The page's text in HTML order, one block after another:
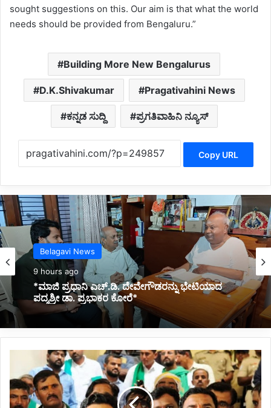
sought suggestions on this. Our aim is that what the world
needs should be provided from Bengaluru.”
Building More New Bengalurus
D.K.Shivakumar Pragativahini News
ಕನ್ನಡ ಸುದ್ದಿ ಪ್ರಗತಿವಾಹಿನಿ ನ್ಯೂಸ್
Copy URL
Kannada News
9 hours ago
*2025 ರಲ್ಲಿ ಪ್ರಧಾನಮಂತ್ರಿ ಅವರ ವಿದೇಶಕ್ಕೆ ತಗುಲಿದ
ಒಟ್ಟು ವೆಚ್ಚ ಎಷ್ಟು ಗೋತ್ತಾ..?*
ಸೂಚಿಸಿ
ಪ್ರತಿಭಟನೆಯಲ್ಲಿ
ಭಾಗವಹಿಸಿದ